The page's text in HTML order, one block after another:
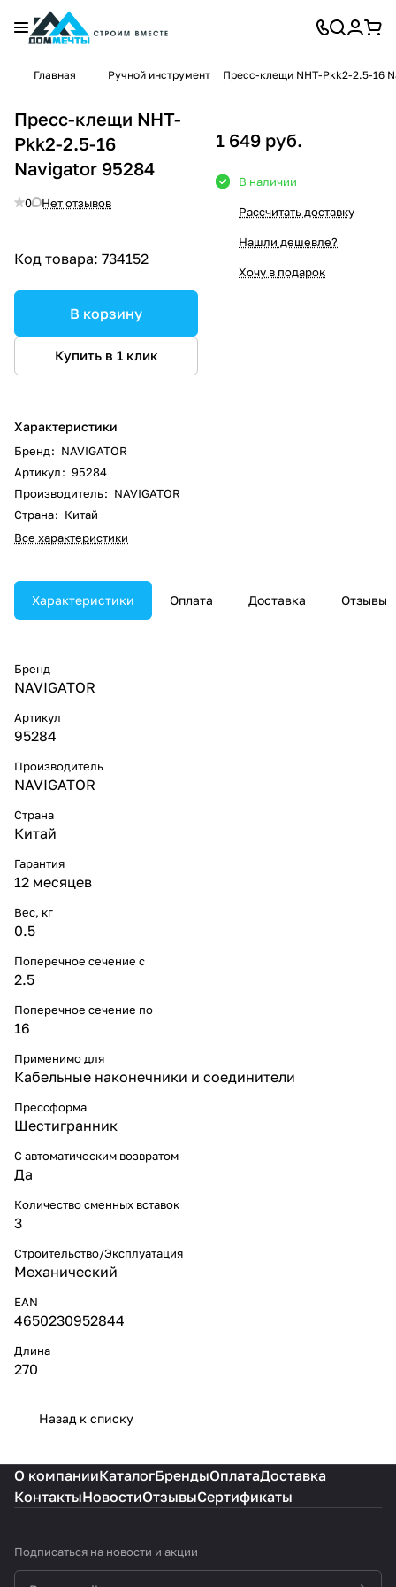
Главная Ручной инструмент Пресс-клещи NHT-Pkk2-2.5-16
Пресс-клещи NHT-
Pkk2-2.5-16
Navigator 95284
0 Нет отзывов
Код товара: 734152
В корзину
Купить в 1 клик
Характеристики
Бренд: NAVIGATOR
Артикул: 95284
Производитель: NAVIGATOR
Страна: Китай
Все характеристики
1 649 руб.
В наличии
Рассчитать доставку
Нашли дешевле?
Хочу в подарок
Характеристики Оплата Доставка Отзывы
Бренд
NAVIGATOR
Артикул
95284
Производитель
NAVIGATOR
Страна
Китай
Гарантия
12 месяцев
Вес, кг
0.5
Поперечное сечение с
2.5
Поперечное сечение по
16
Применимо для
Кабельные наконечники и соединители
Прессформа
Шестигранник
С автоматическим возвратом
Да
Количество сменных вставок
3
Строительство/Эксплуатация
Механический
EAN
4650230952844
Длина
270
Назад к списку
О компанииКаталогБрендыОплатаДоставка
КонтактыНовостиОтзывыСертификаты
Подписаться на новости и акции